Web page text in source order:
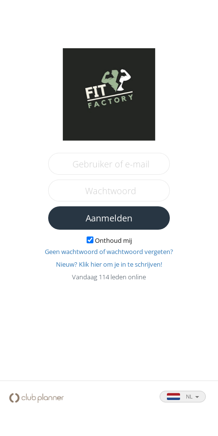
Aanmelden
Onthoud mij
Geen wachtwoord of wachtwoord vergeten?
Nieuw? Klik hier om je in te schrijven!
Vandaag 114 leden online
NL